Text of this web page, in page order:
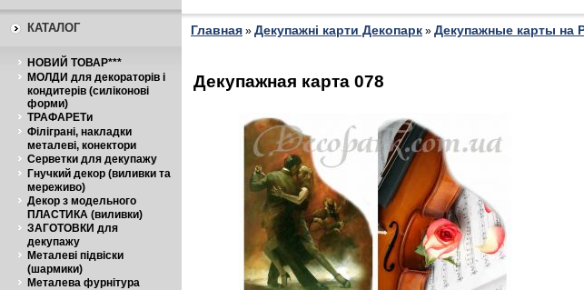
КАТАЛОГ
НОВИЙ ТОВАР***
МОЛДИ для декораторів і
кондитерів (силіконові
форми)
ТРАФАРЕТи
Філіграні, накладки
металеві, конектори
Серветки для декупажу
Гнучкий декор (виливки та
мереживо)
Декор з модельного
ПЛАСТИКА (виливки)
ЗАГОТОВКИ для
декупажу
Металеві підвіски
(шармики)
Металева фурнітура
Главная » Декупажні карти Декопарк » Декупажные карты на
Декупажная карта 078